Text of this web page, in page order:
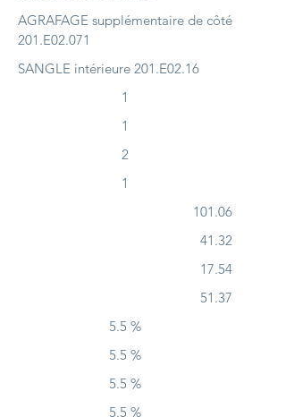
AGRAFAGE supplémentaire de côté
201.E02.071
SANGLE intérieure 201.E02.16
1
1
2
1
101.06
41.32
17.54
51.37
5.5 %
5.5 %
5.5 %
5.5 %